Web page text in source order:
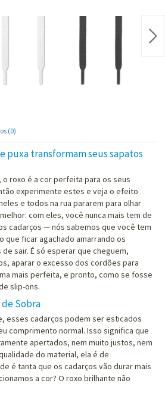
(0)
puxa transformam seus sapatos
o roxo é a cor perfeita para os seus
experimente estes e veja o efeito
e todos na rua pararem para olhar
com eles, você nunca mais tem de
cadarços — nós sabemos que você tem
que ficar agachado amarrando os
sair. É só esperar que cheguem,
aparar o excesso dos cordões para
mais perfeita, e pronto, como se fosse
slip-ons.
Sobra
esses cadarços podem ser esticados
comprimento normal. Isso significa que
apertados, nem muito justos, nem
do material, ela é de
é tanta que os cadarços vão durar mais
a cor? O roxo brilhante não